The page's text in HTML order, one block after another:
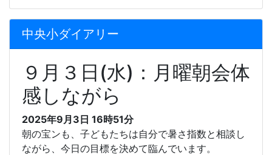
中央小ダイアリー
９月３日(水)：月曜朝会体
感しながら
2025年9月3日 16時51分
朝の宝ンも、子どもたちは自分で暑さ指数と相談し
ながら、今日の目標を決めて臨んでいます。